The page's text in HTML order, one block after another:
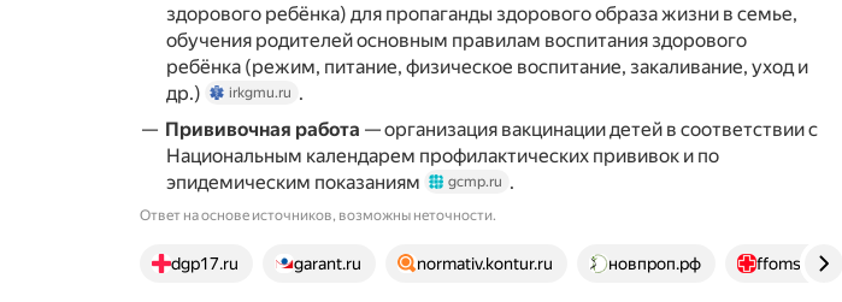
здорового ребёнка) для пропаганды здорового образа жизни в семье,
обучения родителей основным правилам воспитания здорового
ребёнка (режим, питание, физическое воспитание, закаливание, уход и
др.)
irkgmu.ru .
Прививочная работа — организация вакцинации детей в соответствии с
Национальным календарем профилактических прививок и по
эпидемическим показаниям
gcmp.ru .
Ответ на основе источников, возможны неточности.
21 источник
dgp17.ru garant.ru normativ.kontur.ru новпроп.рф ffoms.gov.ru